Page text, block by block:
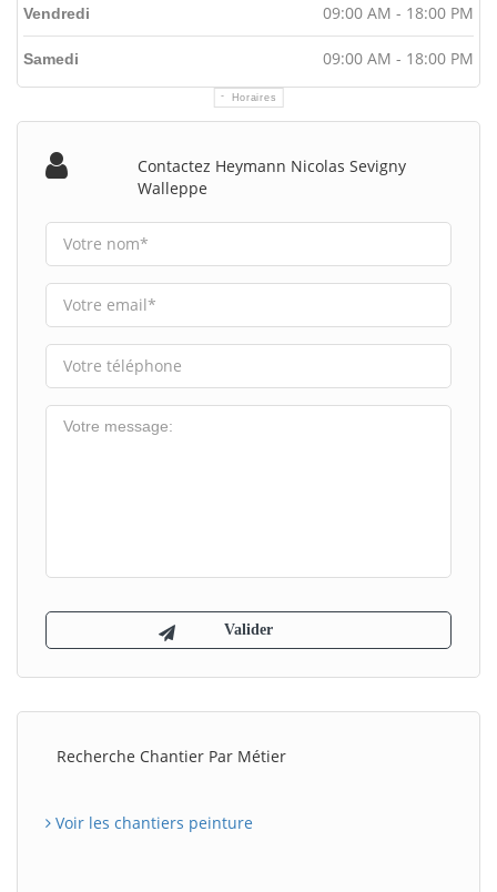
Horaires
Vendredi 09:00 AM - 18:00 PM
Samedi 09:00 AM - 18:00 PM
Contactez Heymann Nicolas Sevigny
Walleppe
Recherche Chantier Par Métier
Voir les chantiers peinture